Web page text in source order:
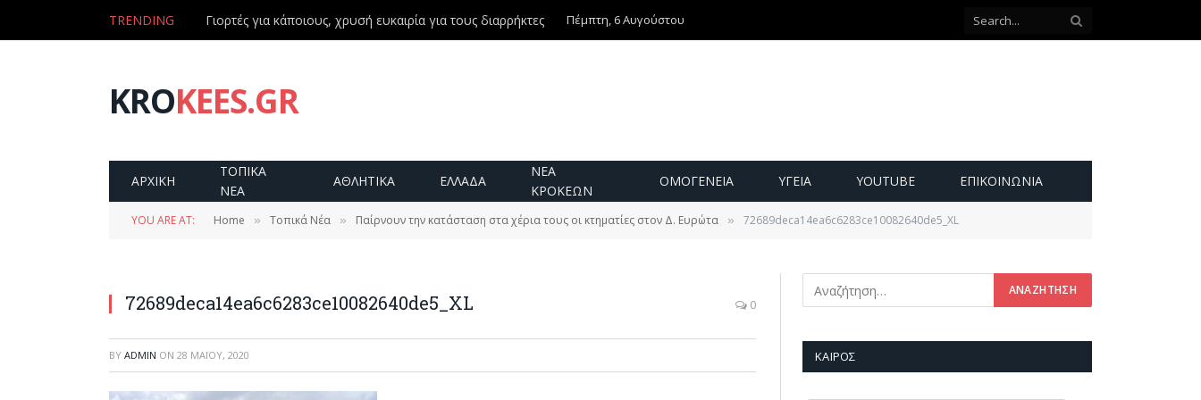
TRENDING Γιορτές για κάποιους, χρυσή ευκαιρία για τους διαρρήκτες Πέμπτη, 6 Αυγούστου
KROKEES.GR
ΑΡΧΙΚΗ
ΤΟΠΙΚΑ
ΝΕΑ
ΑΘΛΗΤΙΚΑ ΕΛΛΑΔΑ
ΝΕΑ
ΚΡΟΚΕΩΝ
ΟΜΟΓΕΝΕΙΑ ΥΓΕΙΑ YOUTUBE ΕΠΙΚΟΙΝΩΝΊΑ
YOU ARE AT: Home » Τοπικά Νέα » Παίρνουν την κατάσταση στα χέρια τους οι κτηματίες στον Δ. Ευρώτα » 72689deca14ea6c6283ce10082640de5_XL
72689deca14ea6c6283ce10082640de5_XL 0
BY ADMIN ON 28 ΜΑΪ́ΟΥ, 2020 ΚΑΙΡΌΣ